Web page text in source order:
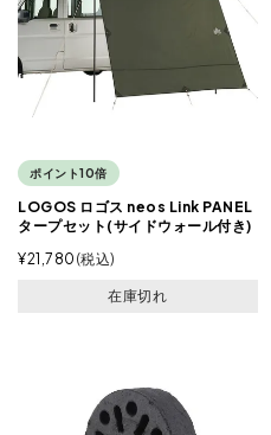
ポイント10倍
LOGOS ロゴス neos Link PANEL
タープセット(サイドウォール付き)
¥21,780 税込
在庫切れ